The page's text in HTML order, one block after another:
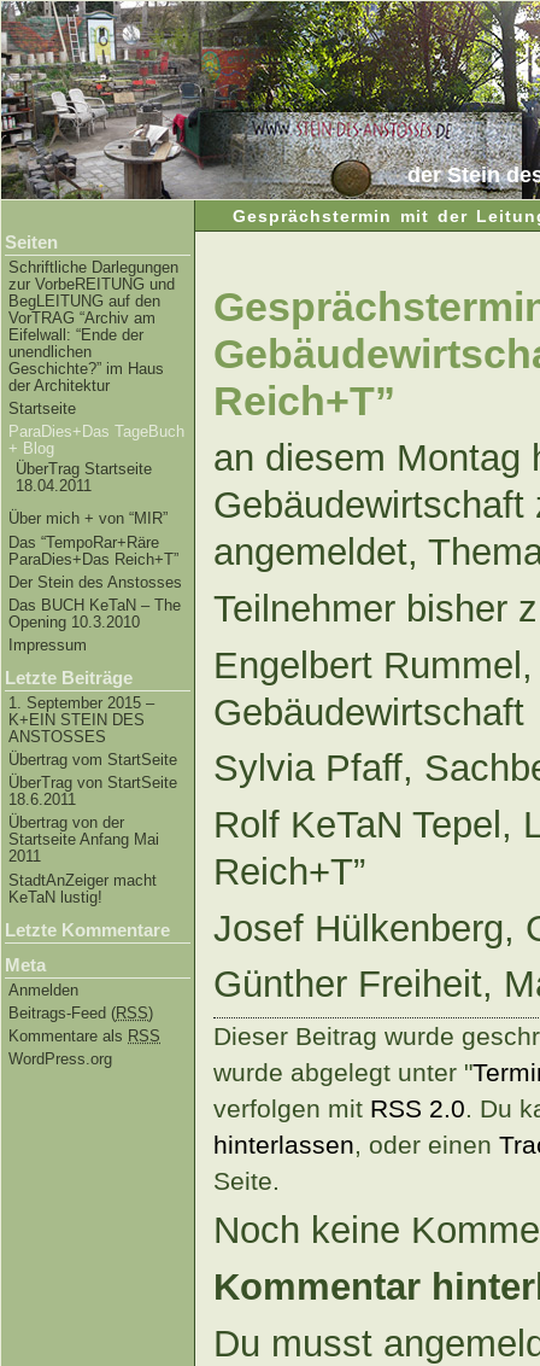
der Stein
Gesprächstermin mit der
Seiten
Schriftliche Darlegungen
zur VorbeREITUNG und
BegLEITUNG auf den
VorTRAG “Archiv am
Eifelwall: “Ende der
unendlichen
Geschichte?” im Haus
der Architektur
Startseite
ParaDies+Das TageBuch
+ Blog
ÜberTrag Startseite
18.04.2011
Über mich + von “MIR”
Das “TempoRar+Räre
ParaDies+Das Reich+T”
Der Stein des Anstosses
Das BUCH KeTaN – The
Opening 10.3.2010
Impressum
Letzte Beiträge
1. September 2015 –
K+EIN STEIN DES
ANSTOSSES
Übertrag vom StartSeite
ÜberTrag von StartSeite
18.6.2011
Übertrag von der
Startseite Anfang Mai
2011
StadtAnZeiger macht
KeTaN lustig!
Letzte Kommentare
Meta
Anmelden
Beitrags-Feed (RSS)
Kommentare als RSS
WordPress.org
Reich+T”
an diesem Montag
Gebäudewirtschaft
angemeldet,
Teilnehmer bisher
Engelbert
Gebäudewirtschaft
Sylvia Pfaff,
Rolf KeTaN Tepel,
Reich+T”
Josef Hülkenberg,
Günther Freiheit,
Dieser Beitrag wurde
wurde abgelegt unter "
verfolgen mit RSS 2.0. Du
hinterlassen, oder einen
Seite.
Noch keine
Kommentar
Du musst